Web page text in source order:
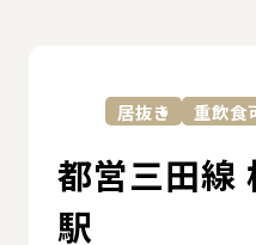
居抜き 重飲食
都営三田線
駅